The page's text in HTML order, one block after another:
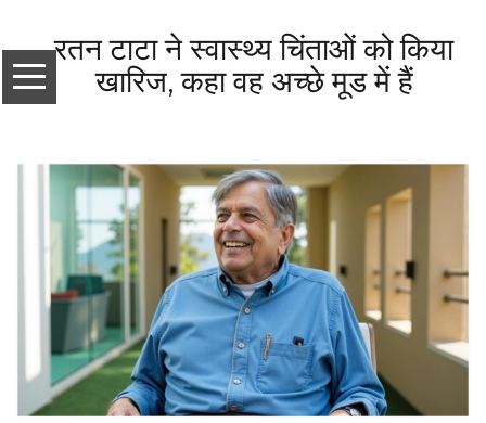
रतन टाटा ने स्वास्थ्य चिंताओं को किया
खारिज, कहा वह अच्छे मूड में हैं